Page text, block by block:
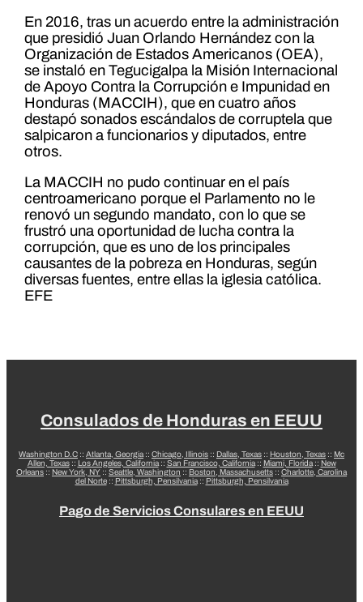
En 2016, tras un acuerdo entre la administración
que presidió Juan Orlando Hernández con la
Organización de Estados Americanos (OEA),
se instaló en Tegucigalpa la Misión Internacional
de Apoyo Contra la Corrupción e Impunidad en
Honduras (MACCIH), que en cuatro años
destapó sonados escándalos de corruptela que
salpicaron a funcionarios y diputados, entre
otros.
La MACCIH no pudo continuar en el país
centroamericano porque el Parlamento no le
renovó un segundo mandato, con lo que se
frustró una oportunidad de lucha contra la
corrupción, que es uno de los principales
causantes de la pobreza en Honduras, según
diversas fuentes, entre ellas la iglesia católica.
EFE
Consulados de Honduras en EEUU
Washington D.C :: Atlanta, Georgia :: Chicago, Illinois :: Dallas, Texas :: Houston, Texas :: Mc
Allen, Texas:: Los Angeles, California:: San Francisco, California:: Miami, Florida:: New
Orleans :: New York, NY :: Seattle, Washington :: Boston, Massachusetts :: Charlotte, Carolina
del Norte:: Pittsburgh, Pensilvania:: Pittsburgh, Pensilvania
Pago de Servicios Consulares en EEUU